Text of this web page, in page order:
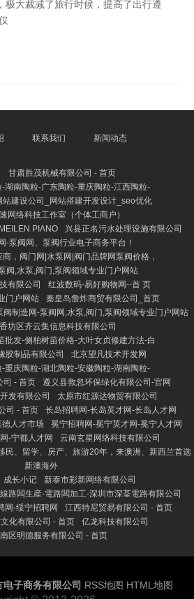
极大裁减了旅行时候，提高了出行遵
联系我们 新闻动态
甘肃胜茂机械有限公司 - 首页
湖南陶粒-广东陶粒-重庆陶粒-江西陶粒-
建设公司_网站搭建开发设计_seo优化
网络科技工作室（个体工商户）
PIANO
兴县正名污水处理设施有限公司
-泵阀网、泵阀行业电子商务平台！
，阀门网|水泵网|阀门品牌网泵阀价格，
阀,水泵,阀门,泵阀领域专业门户网站
有限公司
红波数码-易好购物网--首 页
门户网站
秦皇岛詹炸商贸有限公司_首页
阀制造网-泵阀网,水泵,阀门,泵阀领域专业门户网站
坊区齐云集信息科技有限公司
批发-侧柏树苗价格-大叶女贞修建方法-白
胶制品有限公司
北京望凡技术开发网
重庆陶粒-湖北陶粒-安徽陶粒-湖南陶粒-
司 - 首页
遵义县救忽环保绿化有限公司-官网
发有限公司
太原市红源达物贸有限公司
司 - 首页
长岛招聘网-长岛英才网-长岛人才网
人才市场
冕宁招聘网-冕宁英才网-冕宁人才网
-宁都人才网
云南玄星网络科技有限公司
民、留学、房产、旅游20年，来澳洲、新西兰首选
新澳海外
成长小记
新泰市彩新网络有限公司
路闆生産-電路闆加工-深圳市深荃電路有限公司
网-绥宁招聘网
江西特尼贸易有限公司 - 首页
化有限公司 - 首页
亿龙科技有限公司
区明德服务有限公司 - 首页
电子商务有限公司 RSS地图 HTML地图